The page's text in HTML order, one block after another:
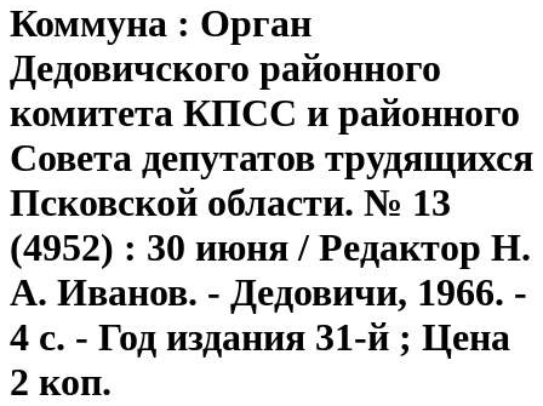
Коммуна : Орган
Дедовичского районного
комитета КПСС и районного
Совета депутатов трудящихся
Псковской области. № 13
(4952) : 30 июня / Редактор Н.
А. Иванов. - Дедовичи, 1966. -
4 с. - Год издания 31-й ; Цена
2 коп.